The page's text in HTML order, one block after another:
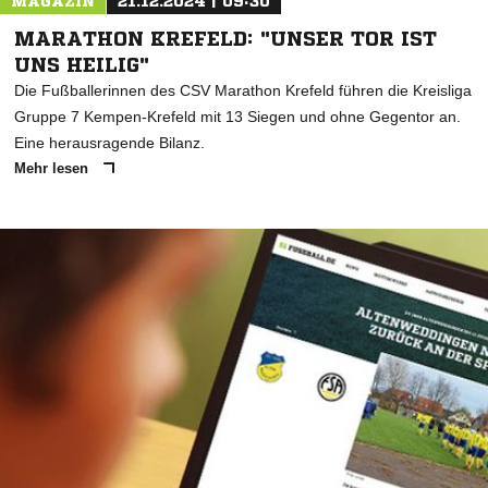
MARATHON KREFELD: "UNSER TOR IST
UNS HEILIG"
Die Fußballerinnen des CSV Marathon Krefeld führen die Kreisliga
Gruppe 7 Kempen-Krefeld mit 13 Siegen und ohne Gegentor an.
Eine herausragende Bilanz.
Mehr lesen